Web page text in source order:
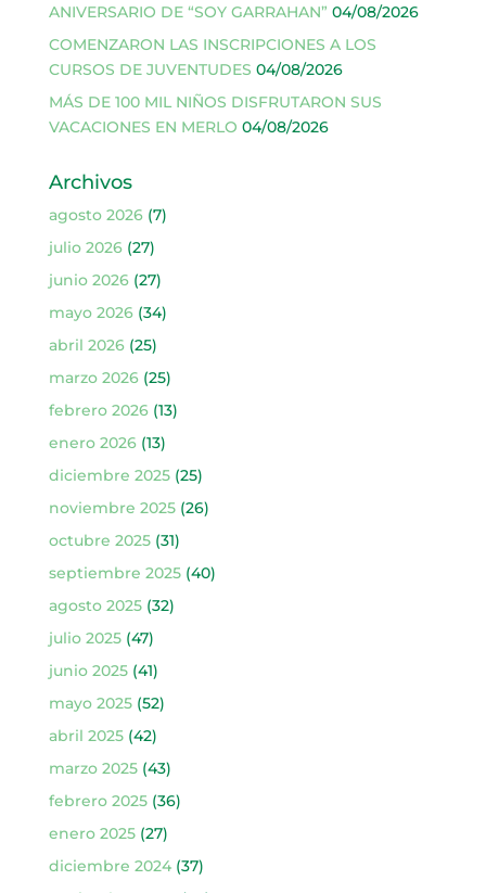
ANIVERSARIO DE “SOY GARRAHAN” 04/08/2026
COMENZARON LAS INSCRIPCIONES A LOS
CURSOS DE JUVENTUDES 04/08/2026
MÁS DE 100 MIL NIÑOS DISFRUTARON SUS
VACACIONES EN MERLO 04/08/2026
Archivos
agosto 2026(7)
julio 2026(27)
junio 2026(27)
mayo 2026(34)
abril 2026(25)
marzo 2026(25)
febrero 2026(13)
enero 2026(13)
diciembre 2025(25)
noviembre 2025(26)
octubre 2025(31)
septiembre 2025(40)
agosto 2025(32)
julio 2025(47)
junio 2025(41)
mayo 2025(52)
abril 2025(42)
marzo 2025(43)
febrero 2025(36)
enero 2025(27)
diciembre 2024(37)